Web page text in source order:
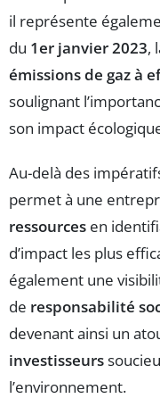
il représente
du 1er janvier 2023,
émissions de gaz à
soulignant
son impact
Au-delà des
permet à une
ressources en
d’impact les plus
également une
de responsabilité
devenant ainsi un
investisseurs
l’environnement.